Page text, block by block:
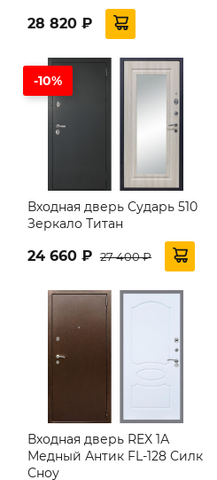
28 820 ₽
-10%
Входная дверь Сударь 510
Зеркало Титан
24 660 ₽ 27 400 ₽
Входная дверь REX 1А
Медный Антик FL-128 Силк
Сноу